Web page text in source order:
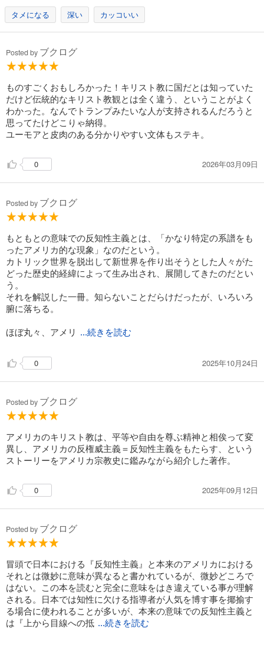
タメになる 深い カッコいい
Posted by ブクログ
ものすごくおもしろかった！キリスト教に国だとは知っていた
だけど伝統的なキリスト教観とは全く違う、ということがよく
わかった。なんでトランプみたいな人が支持されるんだろうと
思ってたけどこりゃ納得。
ユーモアと皮肉のある分かりやすい文体もステキ。
0 2026年03月09日
Posted by ブクログ
もともとの意味での反知性主義とは、「かなり特定の系譜をも
ったアメリカ的な現象」なのだという。
カトリック世界を脱出して新世界を作り出そうとした人々がた
どった歴史的経緯によって生み出され、展開してきたのだとい
う。
それを解説した一冊。知らないことだらけだったが、いろいろ
腑に落ちる。
ほぼ丸々、アメリ
...続きを読む
0 2025年10月24日
Posted by ブクログ
アメリカのキリスト教は、平等や自由を尊ぶ精神と相俟って変
異し、アメリカの反権威主義＝反知性主義をもたらす、という
ストーリーをアメリカ宗教史に鑑みながら紹介した著作。
0 2025年09月12日
Posted by ブクログ
冒頭で日本における『反知性主義』と本来のアメリカにおける
それとは微妙に意味が異なると書かれているが、微妙どころで
はない。この本を読むと完全に意味をはき違えている事が理解
される。日本では知性に欠ける指導者が人気を博す事を揶揄す
る場合に使われることが多いが、本来の意味での反知性主義と
は『上から目線への抵 ...続きを読む